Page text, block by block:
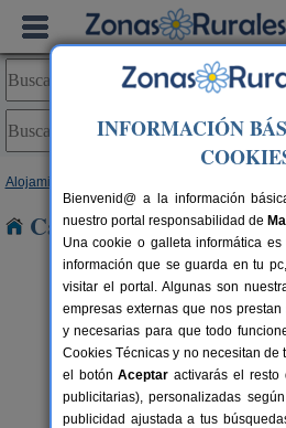
Alojamientos
Casas Rurales cerca de
Casa La Ronda
Jódar (Jaén)
INFORMACIÓN
Bienvenid@ a la información
nuestro portal responsabilidad de
Una cookie o galleta informática
información que se guarda en tu
visitar el portal. Algunas son
empresas externas que nos
y necesarias para que todo
Cookies Técnicas y no necesitan de
el botónAceptar activarás el resto
publicitarias), personalizadas
publicidad ajustada a tus